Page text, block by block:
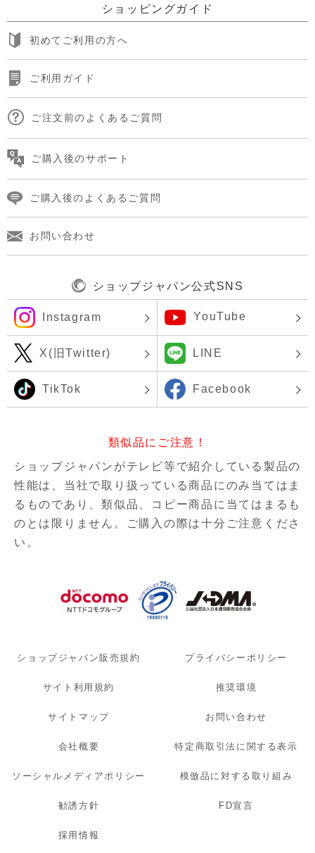
ショッピングガイド
初めてご利用の方へ
ご利用ガイド
ご注文前のよくあるご質問
ご購入後のサポート
ご購入後のよくあるご質問
お問い合わせ
ショップジャパン公式SNS
Instagram YouTube
X(旧Twitter) LINE
TikTok Facebook
類似品にご注意！
ショップジャパンがテレビ等で紹介している製品の
性能は、当社で取り扱っている商品にのみ当てはま
るものであり、類似品、コピー商品に当てはまるも
のとは限りません。ご購入の際は十分ご注意くださ
い。
ショップジャパン販売規約 プライバシーポリシー
サイト利用規約 推奨環境
サイトマップ お問い合わせ
会社概要 特定商取引法に関する表示
ソーシャルメディアポリシー 模倣品に対する取り組み
勧誘方針 FD宣言
採用情報